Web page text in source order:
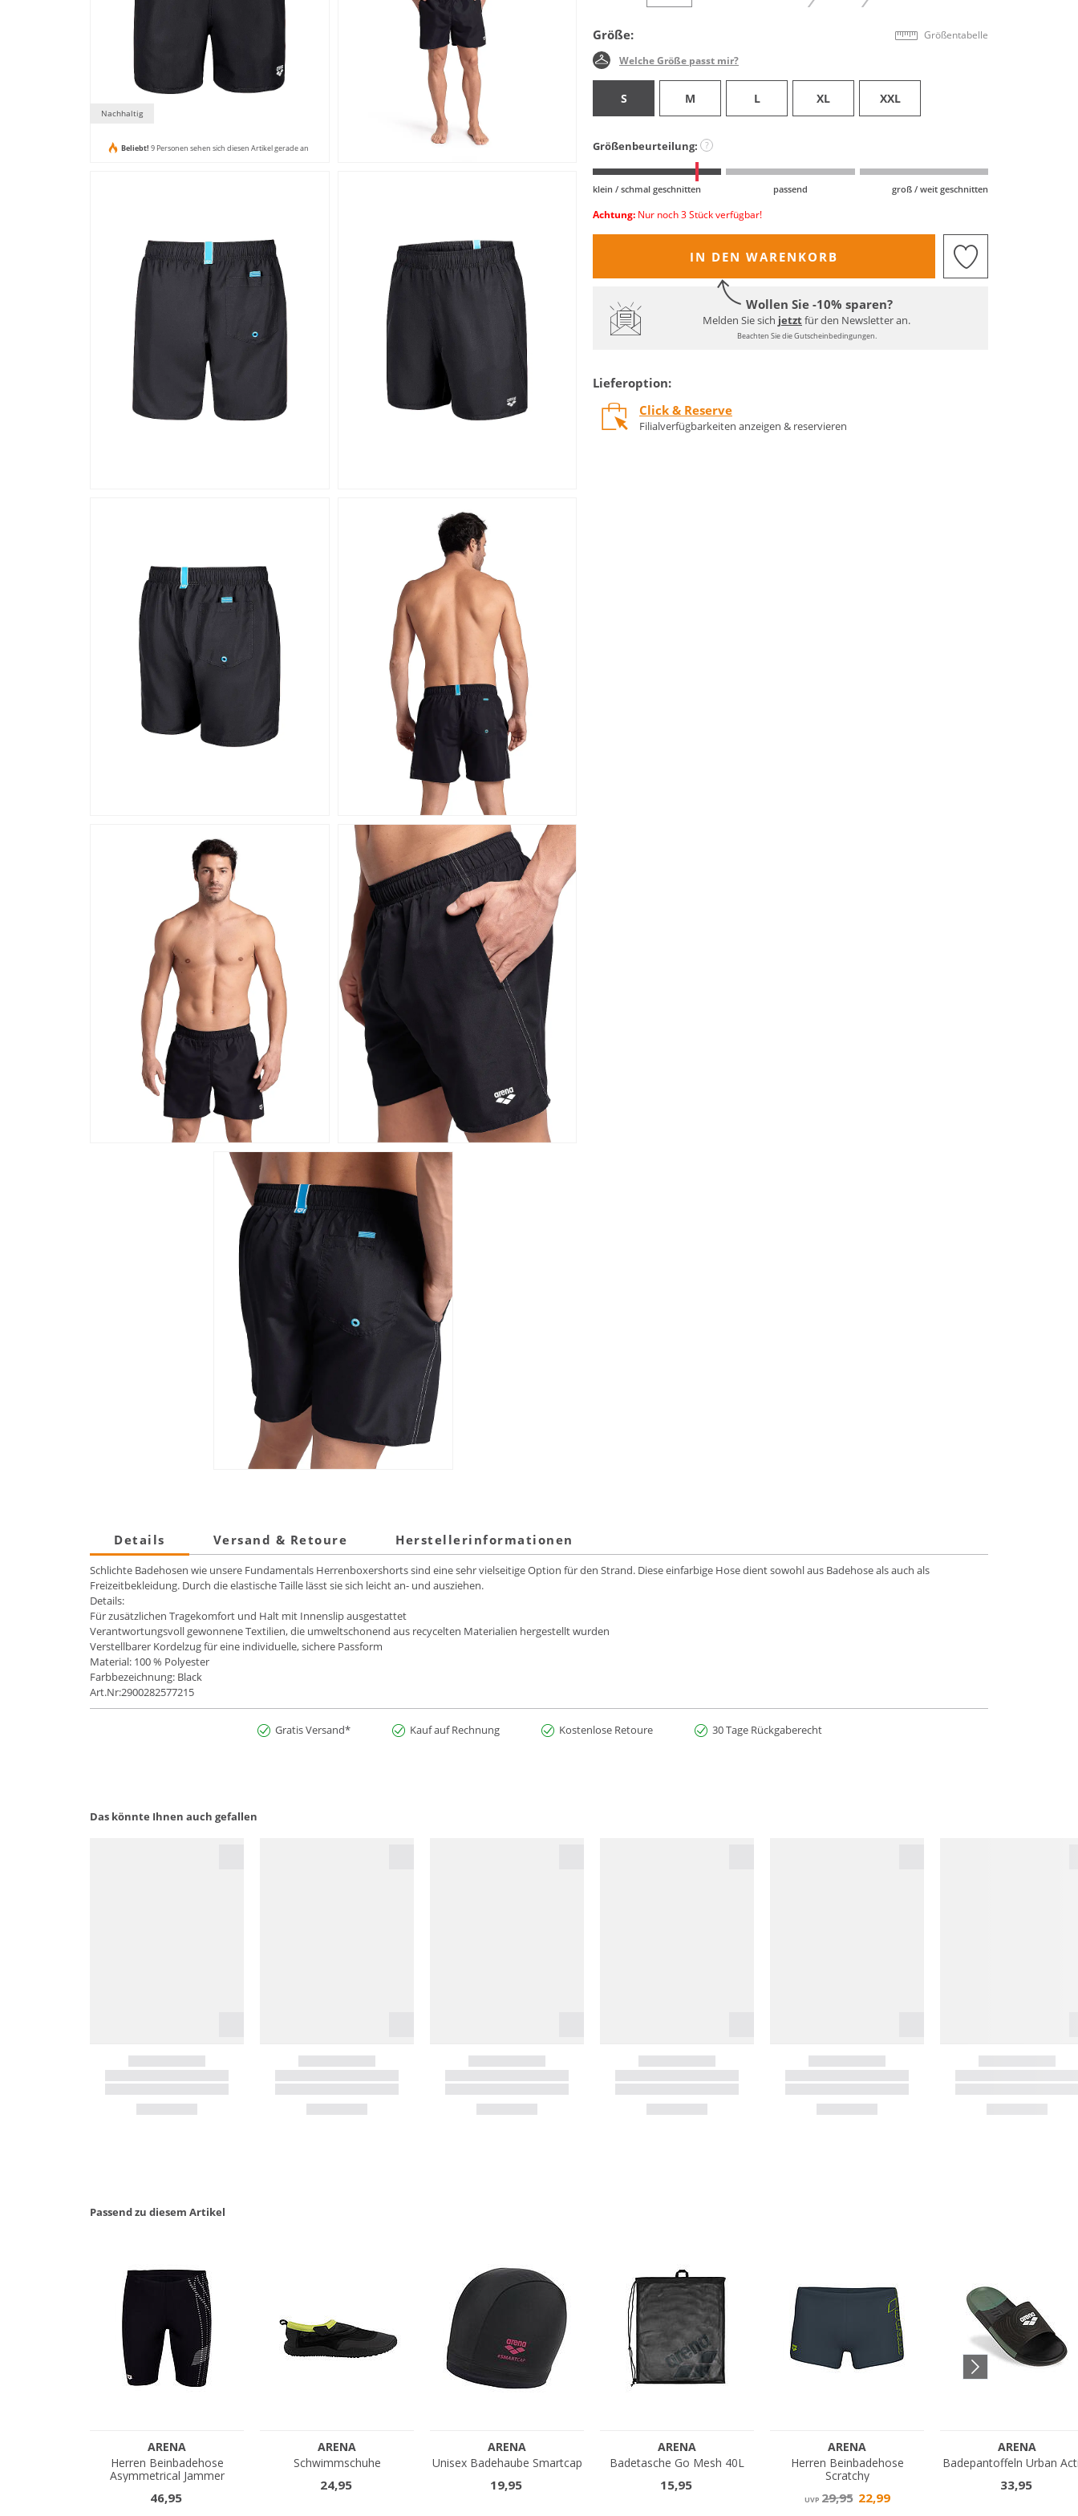
Nachhaltig
Beliebt! 9 Personen sehen sich diesen Artikel gerade an
Größe: Größentabelle
Welche Größe passt mir?
S M L XL XXL
Größenbeurteilung: ?
klein / schmal geschnitten passend groß / weit geschnitten
Achtung: Nur noch 3 Stück verfügbar!
IN DEN WARENKORB
Wollen Sie -10% sparen?
Melden Sie sich jetztfür den Newsletter an.
Beachten Sie die Gutscheinbedingungen.
Lieferoption:
Click & Reserve
Filialverfügbarkeiten anzeigen & reservieren
Details Versand & Retoure Herstellerinformationen
Schlichte Badehosen wie unsere Fundamentals Herrenboxershorts sind eine sehr vielseitige Option für den Strand. Diese einfarbige Hose dient sowohl aus Badehose als auch als
Freizeitbekleidung. Durch die elastische Taille lässt sie sich leicht an- und ausziehen.
Details:
Für zusätzlichen Tragekomfort und Halt mit Innenslip ausgestattet
Verantwortungsvoll gewonnene Textilien, die umweltschonend aus recycelten Materialien hergestellt wurden
Verstellbarer Kordelzug für eine individuelle, sichere Passform
Material: 100 % Polyester
Farbbezeichnung: Black
Art.Nr:2900282577215
Gratis Versand* Kauf auf Rechnung Kostenlose Retoure 30 Tage Rückgaberecht
Das könnte Ihnen auch gefallen
Passend zu diesem Artikel